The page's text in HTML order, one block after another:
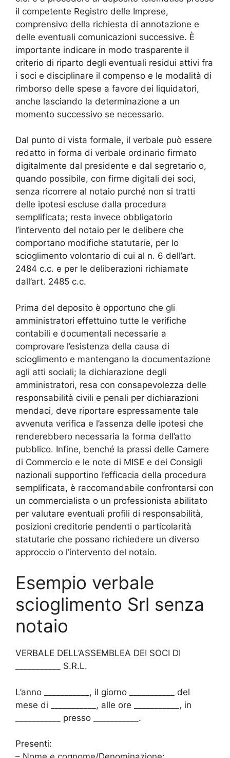
il competente Registro delle Imprese,
comprensivo della richiesta di annotazione e
delle eventuali comunicazioni successive. È
importante indicare in modo trasparente il
criterio di riparto degli eventuali residui attivi fra
i soci e disciplinare il compenso e le modalità di
rimborso delle spese a favore dei liquidatori,
anche lasciando la determinazione a un
momento successivo se necessario.
Dal punto di vista formale, il verbale può essere
redatto in forma di verbale ordinario firmato
digitalmente dal presidente e dal segretario o,
quando possibile, con firme digitali dei soci,
senza ricorrere al notaio purché non si tratti
delle ipotesi escluse dalla procedura
semplificata; resta invece obbligatorio
l’intervento del notaio per le delibere che
comportano modifiche statutarie, per lo
scioglimento volontario di cui al n. 6 dell’art.
2484 c.c. e per le deliberazioni richiamate
dall’art. 2485 c.c.
Prima del deposito è opportuno che gli
amministratori effettuino tutte le verifiche
contabili e documentali necessarie a
comprovare l’esistenza della causa di
scioglimento e mantengano la documentazione
agli atti sociali; la dichiarazione degli
amministratori, resa con consapevolezza delle
responsabilità civili e penali per dichiarazioni
mendaci, deve riportare espressamente tale
avvenuta verifica e l’assenza delle ipotesi che
renderebbero necessaria la forma dell’atto
pubblico. Infine, benché la prassi delle Camere
di Commercio e le note di MISE e dei Consigli
nazionali supportino l’efficacia della procedura
semplificata, è raccomandabile confrontarsi con
un commercialista o un professionista abilitato
per valutare eventuali profili di responsabilità,
posizioni creditorie pendenti o particolarità
statutarie che possano richiedere un diverso
approccio o l’intervento del notaio.
Esempio verbale
scioglimento Srl senza
notaio
VERBALE DELL’ASSEMBLEA DEI SOCI DI
___________ S.R.L.
L’anno ___________, il giorno ___________ del
mese di ___________, alle ore ___________, in
___________ presso ___________.
Presenti: